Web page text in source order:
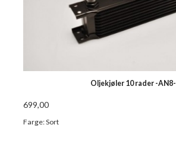
Oljekjøler 10 rader -AN8-
699,00
Farge: Sort